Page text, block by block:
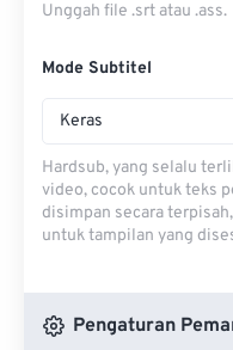
Unggah file .srt atau .ass.
Mode Subtitel
Keras
Hardsub, yang selalu
video, cocok untuk teks
disimpan secara
untuk tampilan yang
Pengaturan